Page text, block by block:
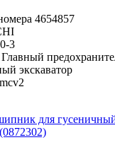
4654857
3
Главный
экскаватор